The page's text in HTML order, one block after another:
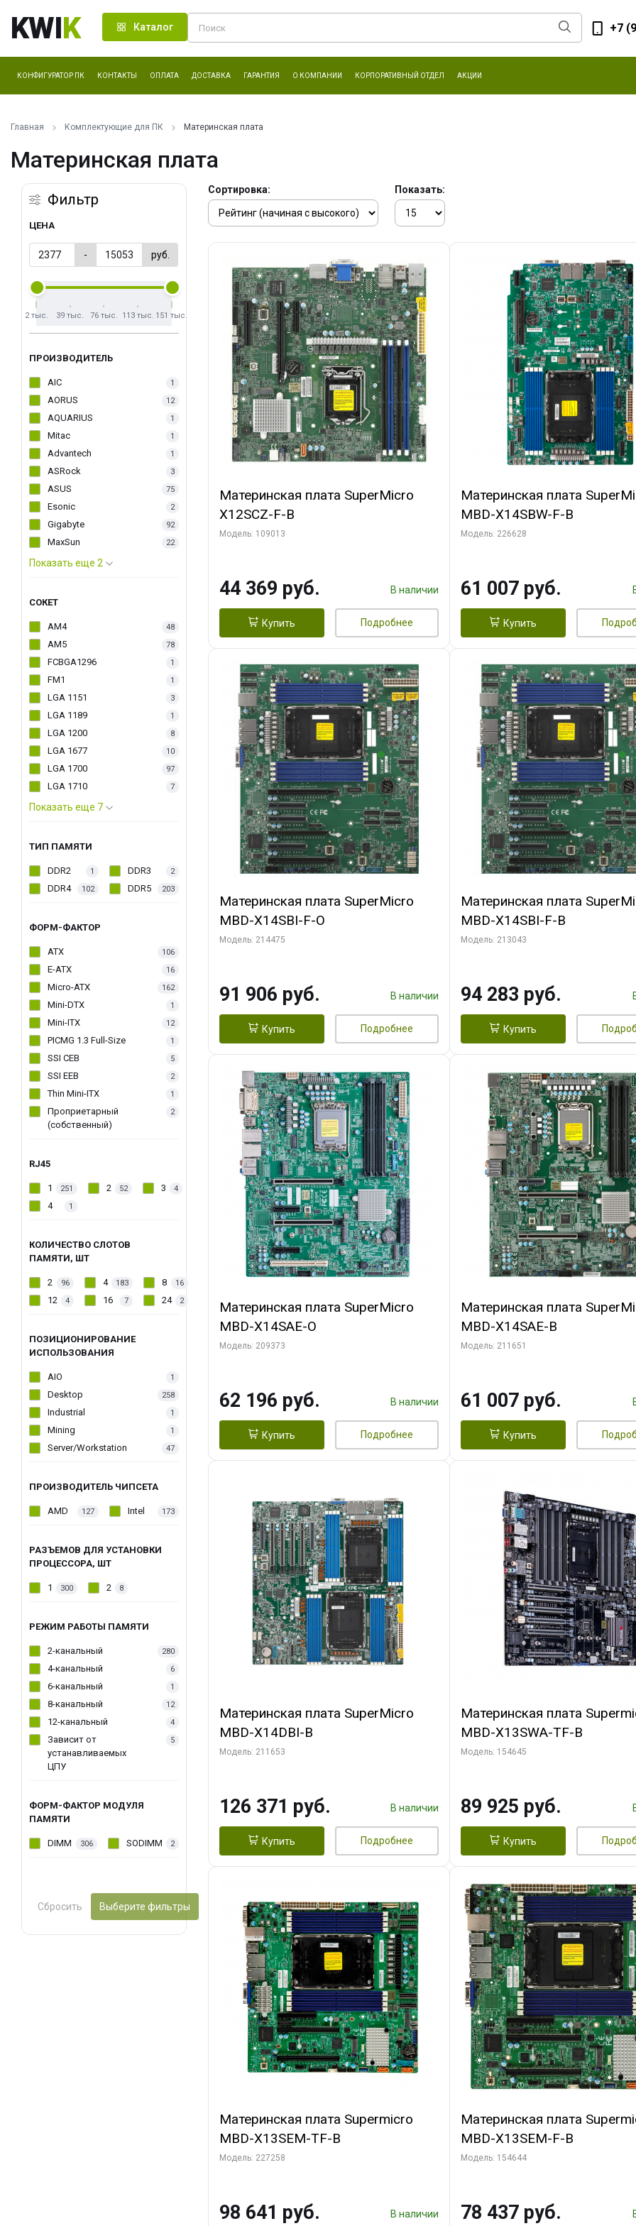
KWIK Каталог +7
КОНФИГУРАТОР ПК КОНТАКТЫ ОПЛАТА ДОСТАВКА ГАРАНТИЯ О КОМПАНИИ КОРПОРАТИВНЫЙ ОТДЕЛ АКЦИИ
Главная Комплектующие для ПК Материнская плата
Материнская плата
Фильтр
ЦЕНА
- руб.
2 тыс. 39 тыс. 76 тыс. 113 тыс. 151 тыс.
ПРОИЗВОДИТЕЛЬ
AIC 1
AORUS 12
AQUARIUS 1
Mitac 1
Advantech 1
ASRock 3
ASUS 75
Esonic 2
Gigabyte 92
MaxSun 22
Показать еще 2
СОКЕТ
AM4 48
AM5 78
FCBGA1296 1
FM1 1
LGA 1151 3
LGA 1189 1
LGA 1200 8
LGA 1677 10
LGA 1700 97
LGA 1710 7
Показать еще 7
ТИП ПАМЯТИ
DDR2 1 DDR3 2
DDR4 102 DDR5 203
ФОРМ-ФАКТОР
ATX 106
E-ATX 16
Micro-ATX 162
Mini-DTX 1
Mini-ITX 12
PICMG 1.3 Full-Size 1
SSI CEB 5
SSI EEB 2
Thin Mini-ITX 1
Проприетарный
(собственный)
2
RJ45
1 251 2 52 3 4
4 1
КОЛИЧЕСТВО СЛОТОВ
ПАМЯТИ, ШТ
2 96 4 183 8 16
12 4 16 7 24 2
ПОЗИЦИОНИРОВАНИЕ
ИСПОЛЬЗОВАНИЯ
AIO 1
Desktop 258
Industrial 1
Mining 1
Server/Workstation 47
ПРОИЗВОДИТЕЛЬ ЧИПСЕТА
AMD 127 Intel 173
РАЗЪЕМОВ ДЛЯ УСТАНОВКИ
ПРОЦЕССОРА, ШТ
1 300 2 8
РЕЖИМ РАБОТЫ ПАМЯТИ
2-канальный 280
4-канальный 6
6-канальный 1
8-канальный 12
12-канальный 4
Зависит от
устанавливаемых
ЦПУ
5
ФОРМ-ФАКТОР МОДУЛЯ
ПАМЯТИ
DIMM 306 SODIMM 2
Сбросить Выберите фильтры
Сортировка: Показать:
Материнская плата SuperMicro
X12SCZ-F-B
Модель: 109013
44 369 руб. В наличии
Купить Подробнее
Материнская плата
MBD-X14SBW-F-B
Модель: 226628
61 007 руб.
Купить
Материнская плата SuperMicro
MBD-X14SBI-F-O
Модель: 214475
91 906 руб. В наличии
Купить Подробнее
Материнская плата
MBD-X14SBI-F-B
Модель: 213043
94 283 руб.
Купить
Материнская плата SuperMicro
MBD-X14SAE-O
Модель: 209373
62 196 руб. В наличии
Купить Подробнее
Материнская плата
MBD-X14SAE-B
Модель: 211651
61 007 руб.
Купить
Материнская плата SuperMicro
MBD-X14DBI-B
Модель: 211653
126 371 руб. В наличии
Купить Подробнее
Материнская плата
MBD-X13SWA-TF-B
Модель: 154645
89 925 руб.
Купить
Материнская плата Supermicro
MBD-X13SEM-TF-B
Модель: 227258
98 641 руб. В наличии
Материнская плата
MBD-X13SEM-F-B
Модель: 154644
78 437 руб.